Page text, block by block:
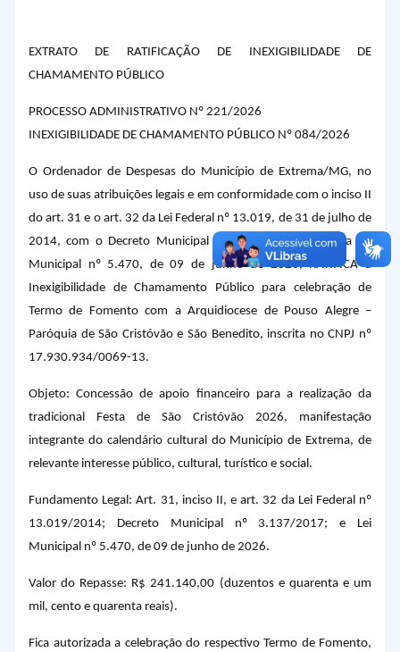
EXTRATO DE RATIFICAÇÃO DE INEXIGIBILIDADE DE
CHAMAMENTO PÚBLICO
PROCESSO ADMINISTRATIVO Nº 221/2026
INEXIGIBILIDADE DE CHAMAMENTO PÚBLICO Nº 084/2026
O Ordenador de Despesas do Município de Extrema/MG, no
uso de suas atribuições legais e em conformidade com o inciso II
do art. 31 e o art. 32 da Lei Federal nº 13.019, de 31 de julho de
2014, com o Decreto Municipal nº 3.137/2017 e com a Lei
Municipal nº 5.470, de 09 de junho de 2026, RATIFICA a
Inexigibilidade de Chamamento Público para celebração de
Termo de Fomento com a Arquidiocese de Pouso Alegre –
Paróquia de São Cristóvão e São Benedito, inscrita no CNPJ nº
17.930.934/0069-13.
Objeto: Concessão de apoio financeiro para a realização da
tradicional Festa de São Cristóvão 2026, manifestação
integrante do calendário cultural do Município de Extrema, de
relevante interesse público, cultural, turístico e social.
Fundamento Legal: Art. 31, inciso II, e art. 32 da Lei Federal nº
13.019/2014; Decreto Municipal nº 3.137/2017; e Lei
Municipal nº 5.470, de 09 de junho de 2026.
Valor do Repasse: R$ 241.140,00 (duzentos e quarenta e um
mil, cento e quarenta reais).
Fica autorizada a celebração do respectivo Termo de Fomento,